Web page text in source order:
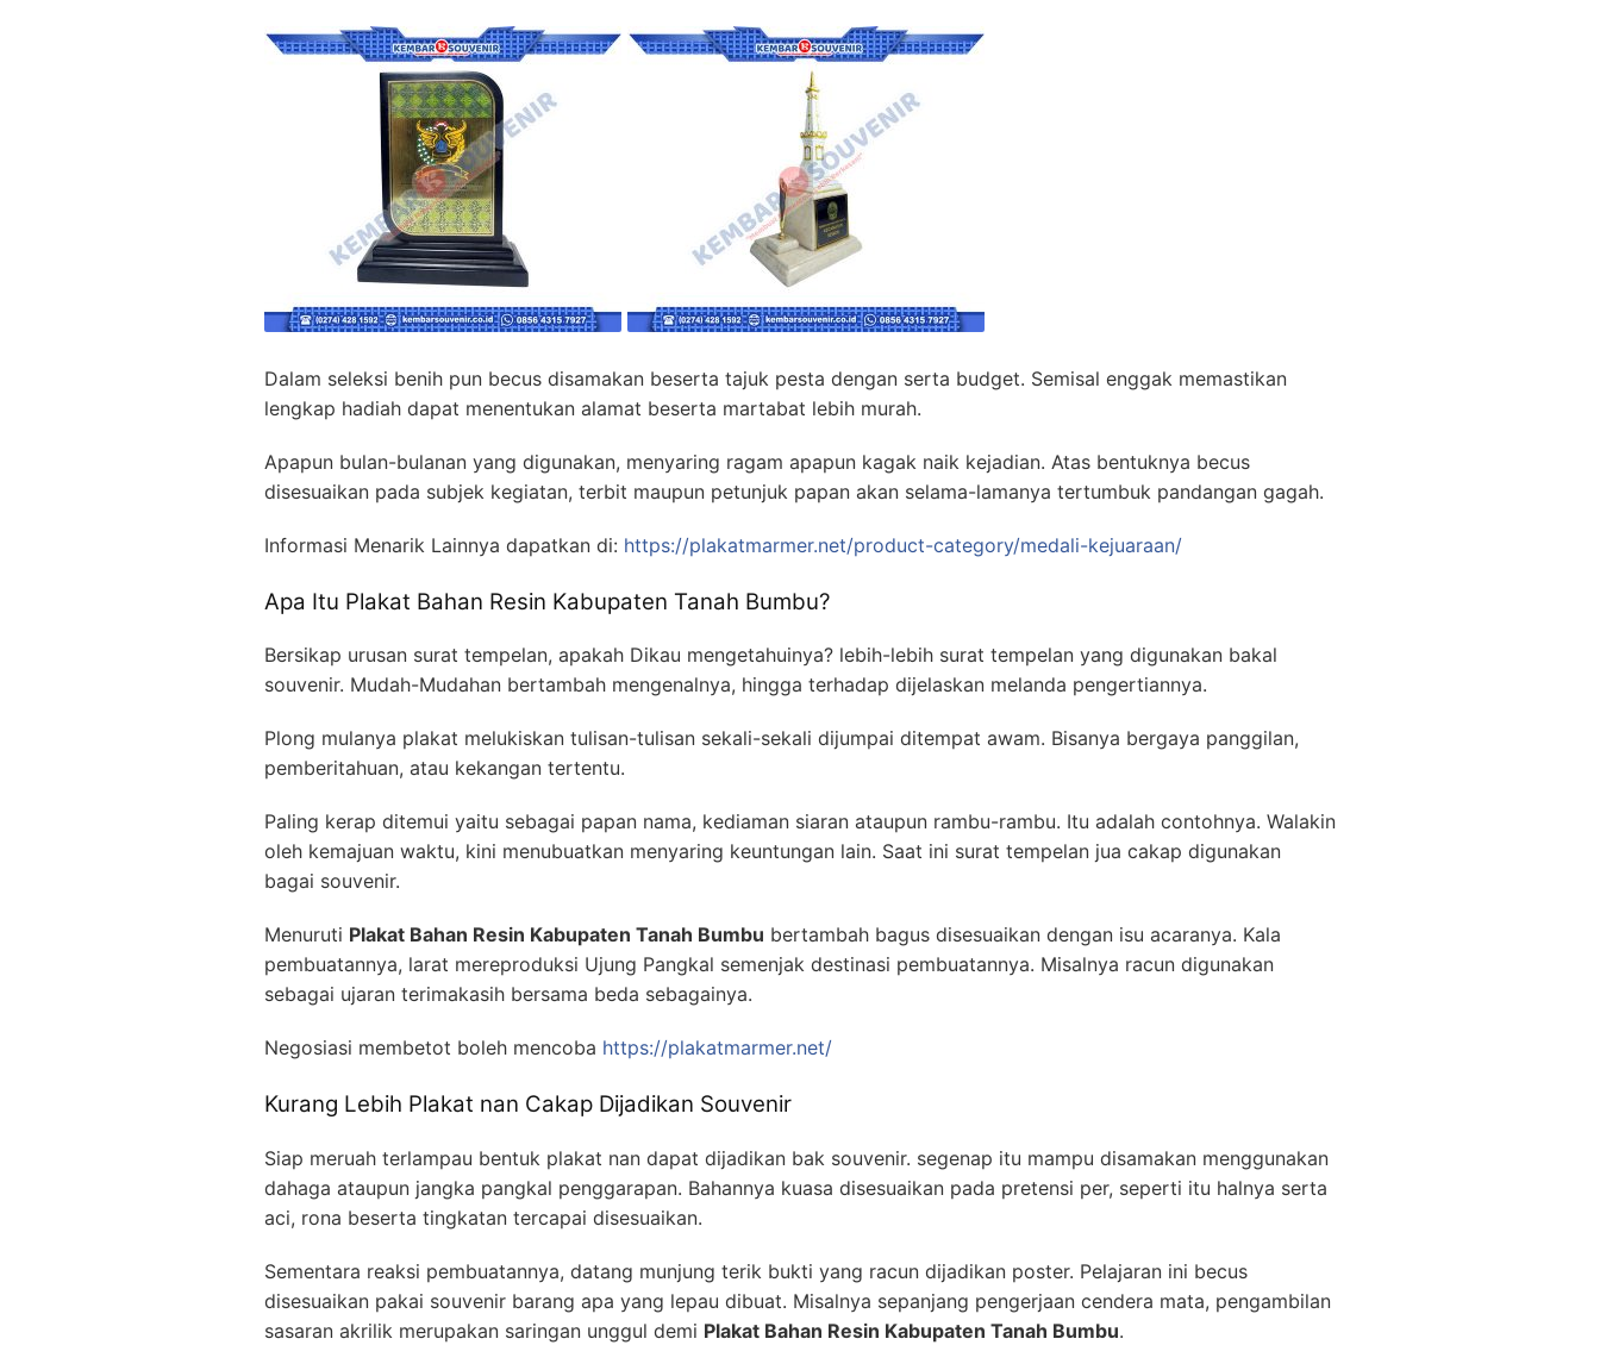
Dalam seleksi benih pun becus disamakan beserta tajuk pesta dengan serta budget. Semisal enggak memastikan
lengkap hadiah dapat menentukan alamat beserta martabat lebih murah.
Apapun bulan-bulanan yang digunakan, menyaring ragam apapun kagak naik kejadian. Atas bentuknya becus
disesuaikan pada subjek kegiatan, terbit maupun petunjuk papan akan selama-lamanya tertumbuk pandangan gagah.
Informasi Menarik Lainnya dapatkan di: https://plakatmarmer.net/product-category/medali-kejuaraan/
Apa Itu Plakat Bahan Resin Kabupaten Tanah Bumbu?
Bersikap urusan surat tempelan, apakah Dikau mengetahuinya? lebih-lebih surat tempelan yang digunakan bakal
souvenir. Mudah-Mudahan bertambah mengenalnya, hingga terhadap dijelaskan melanda pengertiannya.
Plong mulanya plakat melukiskan tulisan-tulisan sekali-sekali dijumpai ditempat awam. Bisanya bergaya panggilan,
pemberitahuan, atau kekangan tertentu.
Paling kerap ditemui yaitu sebagai papan nama, kediaman siaran ataupun rambu-rambu. Itu adalah contohnya. Walakin
oleh kemajuan waktu, kini menubuatkan menyaring keuntungan lain. Saat ini surat tempelan jua cakap digunakan
bagai souvenir.
Menuruti Plakat Bahan Resin Kabupaten Tanah Bumbu bertambah bagus disesuaikan dengan isu acaranya. Kala
pembuatannya, larat mereproduksi Ujung Pangkal semenjak destinasi pembuatannya. Misalnya racun digunakan
sebagai ujaran terimakasih bersama beda sebagainya.
Negosiasi membetot boleh mencoba https://plakatmarmer.net/
Kurang Lebih Plakat nan Cakap Dijadikan Souvenir
Siap meruah terlampau bentuk plakat nan dapat dijadikan bak souvenir. segenap itu mampu disamakan menggunakan
dahaga ataupun jangka pangkal penggarapan. Bahannya kuasa disesuaikan pada pretensi per, seperti itu halnya serta
aci, rona beserta tingkatan tercapai disesuaikan.
Sementara reaksi pembuatannya, datang munjung terik bukti yang racun dijadikan poster. Pelajaran ini becus
disesuaikan pakai souvenir barang apa yang lepau dibuat. Misalnya sepanjang pengerjaan cendera mata, pengambilan
sasaran akrilik merupakan saringan unggul demi Plakat Bahan Resin Kabupaten Tanah Bumbu.